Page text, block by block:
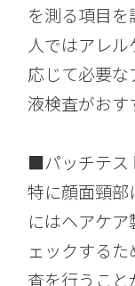
を測る項目
人ではアレ
応じて必要
液検査がおす
■パッチテス
特に顔面頸
にはヘアケ
ェックする
査を行うこと